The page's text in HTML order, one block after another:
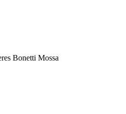
Peres Bonetti Mossa